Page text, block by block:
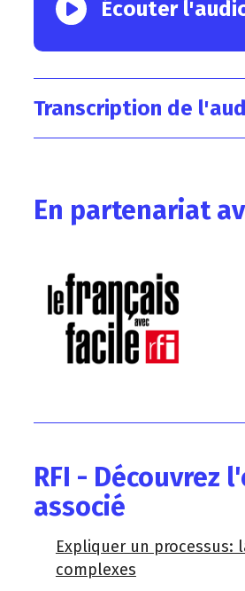
Écouter
Transcription de
En partenariat
RFI - Découvrez
associé
Expliquer un processus:
complexes